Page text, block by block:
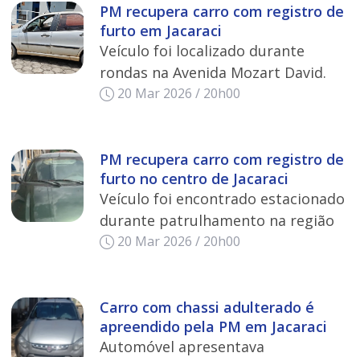
PM recupera carro com registro de
furto em Jacaraci
Veículo foi localizado durante
rondas na Avenida Mozart David.
20 Mar 2026 / 20h00
PM recupera carro com registro de
furto no centro de Jacaraci
Veículo foi encontrado estacionado
durante patrulhamento na região
20 Mar 2026 / 20h00
Carro com chassi adulterado é
apreendido pela PM em Jacaraci
Automóvel apresentava